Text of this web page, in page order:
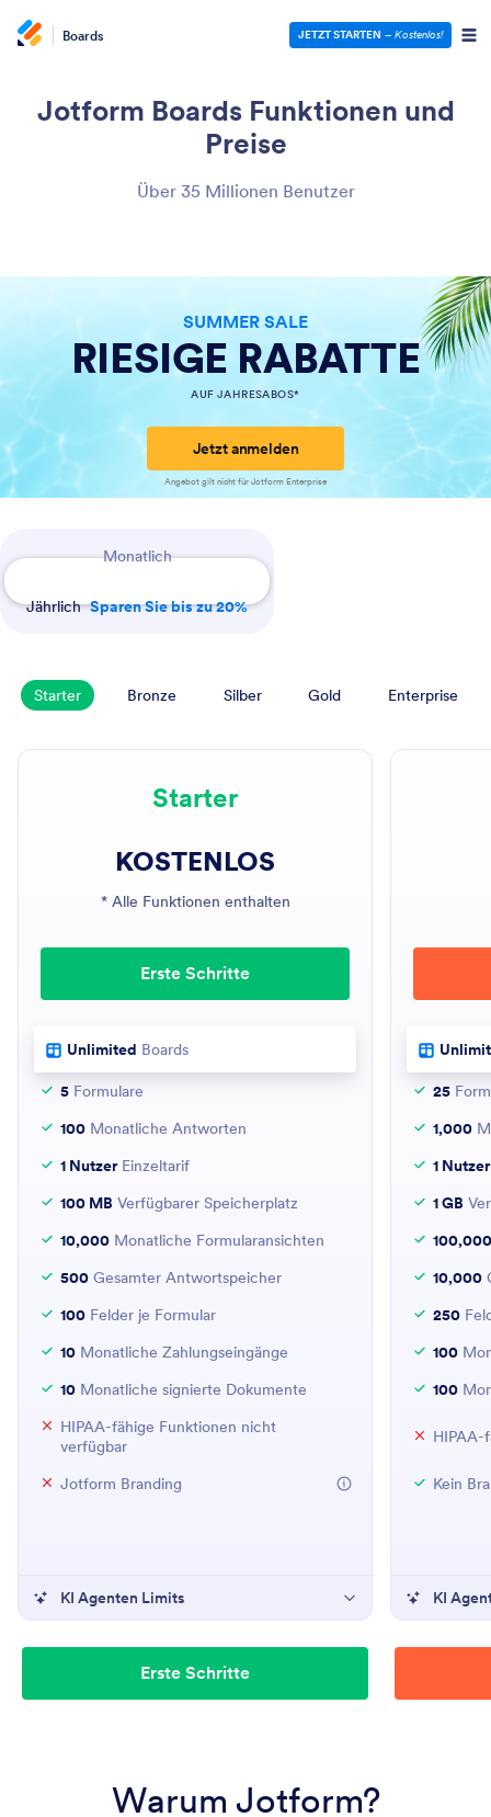
Boards JETZT STARTEN – Kostenlos!
Jotform BoardsFunktionen und
Preise
Über 35 Millionen Benutzer
SUMMER SALE
RIESIGE RABATTE
AUF JAHRESABOS*
Jetzt anmelden
Angebot gilt nicht für Jotform Enterprise
Monatlich
Jährlich Sparen Sie bis zu 20%
Starter Bronze Silber Gold Enterprise
Starter
KOSTENLOS
* Alle Funktionen enthalten
Erste Schritte
Unlimited Boards
5 Formulare
100 Monatliche Antworten
1 NutzerEinzeltarif
100 MB Verfügbarer Speicherplatz
10,000 Monatliche Formularansichten
500 Gesamter Antwortspeicher
100 Felder je Formular
10 Monatliche Zahlungseingänge
10 Monatliche signierte Dokumente
HIPAA-fähige Funktionen nicht
verfügbar
Jotform Branding
KI Agenten Limits
Erste Schritte
25
1,000
1 Nutzer
1 GB
100,000
10,000
250
100
100
HIPAA-
Kein
KI
Warum Jotform?